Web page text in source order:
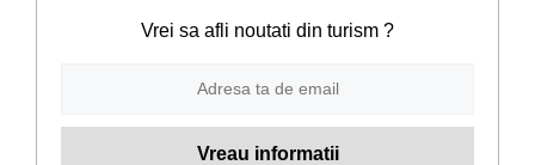
Vrei sa afli noutati din turism ?